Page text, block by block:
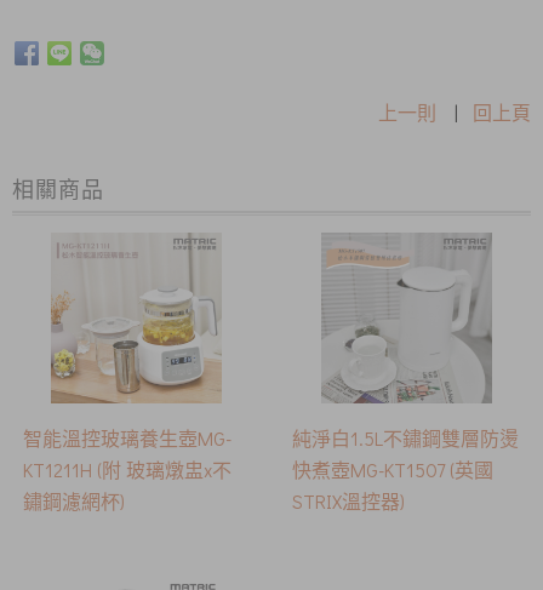
上一則 | 回上頁
相關商品
智能溫控玻璃養生壺MG-
KT1211H (附 玻璃燉盅x不
鏽鋼濾網杯)
純淨白1.5L不鏽鋼雙層防燙
快煮壺MG-KT1507 (英國
STRIX溫控器)